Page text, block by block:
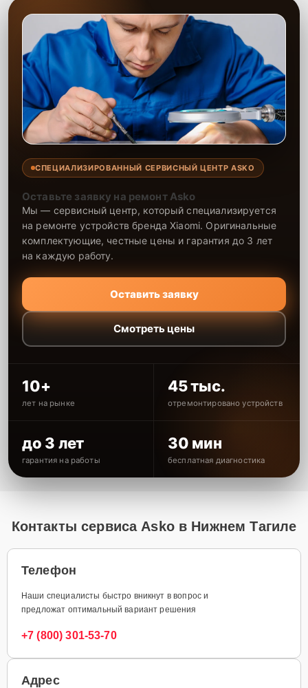
СПЕЦИАЛИЗИРОВАННЫЙ СЕРВИСНЫЙ ЦЕНТР ASKO
Оставьте заявку на ремонт Asko
Мы — сервисный центр, который специализируется
на ремонте устройств бренда Xiaomi. Оригинальные
комплектующие, честные цены и гарантия до 3 лет
на каждую работу.
Оставить заявку
Смотреть цены
10+
лет на рынке
45 тыс.
отремонтировано устройств
до 3 лет
гарантия на работы
30 мин
бесплатная диагностика
Контакты сервиса Asko в Нижнем Тагиле
Телефон
Наши специалисты быстро вникнут в вопрос и
предложат оптимальный вариант решения
+7 (800) 301-53-70
Адрес